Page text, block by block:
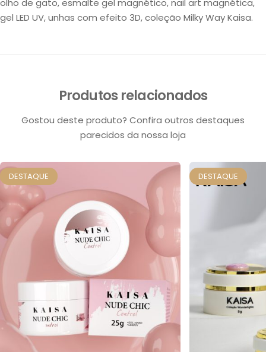
olho de gato, esmalte gel magnético, nail art magnética,
gel LED UV, unhas com efeito 3D, coleção Milky Way Kaisa.
Produtos relacionados
Gostou deste produto? Confira outros destaques
parecidos da nossa loja
DESTAQUE DESTAQUE